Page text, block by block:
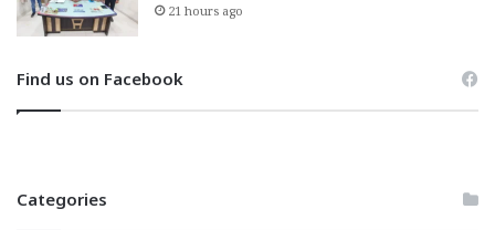
21 hours ago
Find us on Facebook
Categories